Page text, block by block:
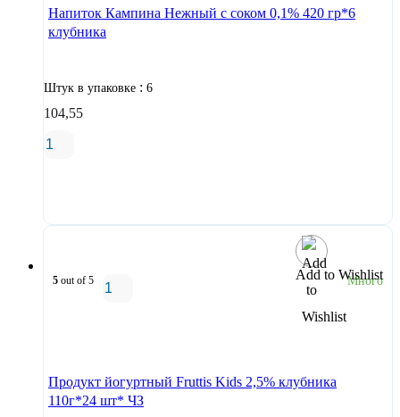
Напиток Кампина Нежный с соком 0,1% 420 гр*6
клубника
Штук в упаковке : 6
104,55
Add to Wishlist
5 out of 5 Много
Продукт йогуртный Fruttis Kids 2,5% клубника
110г*24 шт* ЧЗ